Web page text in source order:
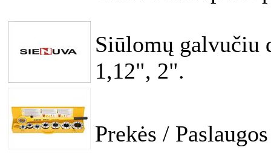
Siūlomų galvučiu
1,12", 2".
Prekės /